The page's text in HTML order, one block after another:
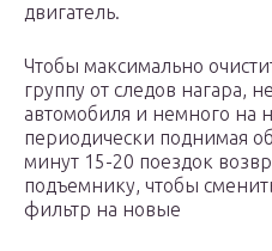
двигатель.
Чтобы максимально
группу от следов нагара,
автомобиля и немного на
периодически поднимая
минут 15-20 поездок
подъемнику, чтобы
фильтр на новые